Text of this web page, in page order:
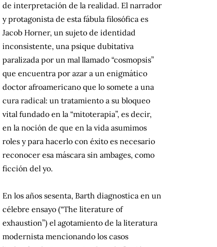
de interpretación de la realidad. El narrador
y protagonista de esta fábula filosófica es
Jacob Horner, un sujeto de identidad
inconsistente, una psique dubitativa
paralizada por un mal llamado “cosmopsis”
que encuentra por azar a un enigmático
doctor afroamericano que lo somete a una
cura radical: un tratamiento a su bloqueo
vital fundado en la “mitoterapia”, es decir,
en la noción de que en la vida asumimos
roles y para hacerlo con éxito es necesario
reconocer esa máscara sin ambages, como
ficción del yo.
En los años sesenta, Barth diagnostica en un
célebre ensayo (“The literature of
exhaustion”) el agotamiento de la literatura
modernista mencionando los casos